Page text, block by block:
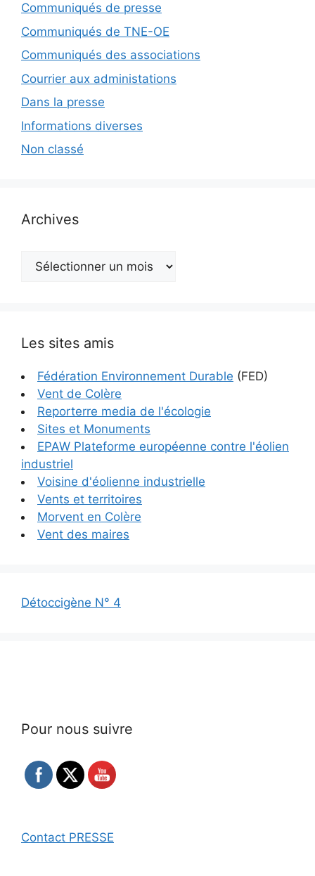
Communiqués de presse
Communiqués de TNE-OE
Communiqués des associations
Courrier aux administations
Dans la presse
Informations diverses
Non classé
Archives
Archives
Les sites amis
Fédération Environnement Durable (FED)
Vent de Colère
Reporterre media de l'écologie
Sites et Monuments
EPAW Plateforme européenne contre l'éolien
industriel
Voisine d'éolienne industrielle
Vents et territoires
Morvent en Colère
Vent des maires
Détoccigène N° 4
Pour nous suivre
Contact PRESSE